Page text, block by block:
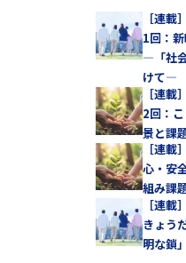
［連
1回：
—「社
けて—
［連
2回：
景と課
［連
心・安
組み課
［連
きょう
明な鎖